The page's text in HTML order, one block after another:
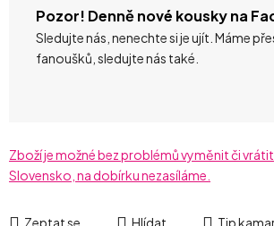
Pozor! Denně nové kousky na
Sledujte nás, nenechte si je ujít. Máme
fanoušků, sledujte nás také.
Zboží je možné bez problémů vyměnit či
Slovensko, na dobírku nezasíláme.
Zeptat se Hlídat Tip